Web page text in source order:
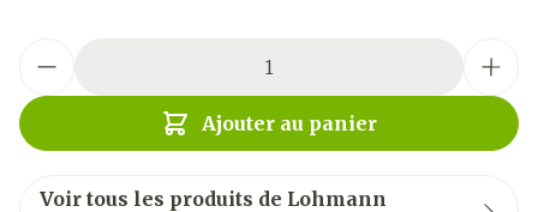
Ajouter au panier
Voir tous les produits de Lohmann